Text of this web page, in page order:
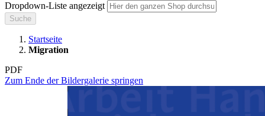
Dropdown-Liste angezeigt
Suche
Startseite
Migration
PDF
Zum Ende der Bildergalerie springen